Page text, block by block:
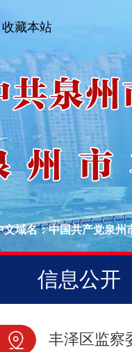
收藏本站
文域名：中国共产党泉州
信息公开
丰泽区监察